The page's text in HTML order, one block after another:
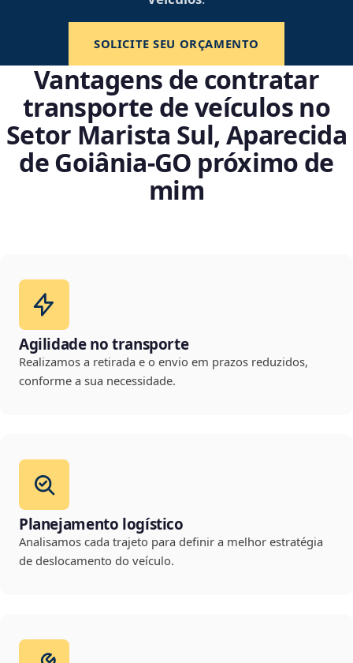
SOLICITE SEU ORÇAMENTO
Vantagens de contratar
transporte de veículos no
Setor Marista Sul, Aparecida
de Goiânia‑GO próximo de
mim
Agilidade no transporte
Realizamos a retirada e o envio em prazos reduzidos,
conforme a sua necessidade.
Planejamento logístico
Analisamos cada trajeto para definir a melhor estratégia
de deslocamento do veículo.